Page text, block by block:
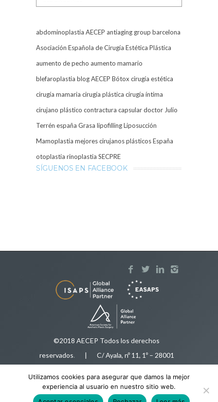
abdominoplastia AECEP antiaging group barcelona
Asociación Española de Cirugía Estética Plástica
aumento de pecho aumento mamario
blefaroplastia blog AECEP Bótox cirugía estética
cirugía mamaria cirugía plástica cirugía íntima
cirujano plástico contractura capsulardoctor Julio
Terrén españa Grasa lipofillingLiposucción
Mamoplastia mejores cirujanos plásticos España
otoplastia rinoplastia SECPRE
SÍGUENOS EN FACEBOOK
©2018 AECEP Todos los derechos
reservados. | C/ Ayala, nº 11, 1º – 28001
Tfnos:91 575 50 35/ 616 92 78 34|
aecep@aecep.es
Utilizamos cookies para asegurar que damos la mejor
experiencia al usuario en nuestro sitio web.